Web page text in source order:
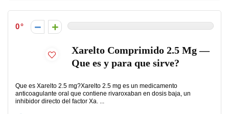
0
Xarelto Comprimido 2.5 Mg —
Que es y para que sirve?
Que es Xarelto 2.5 mg?Xarelto 2.5 mg es un medicamento
anticoagulante oral que contiene rivaroxaban en dosis baja, un
inhibidor directo del factor Xa. ...